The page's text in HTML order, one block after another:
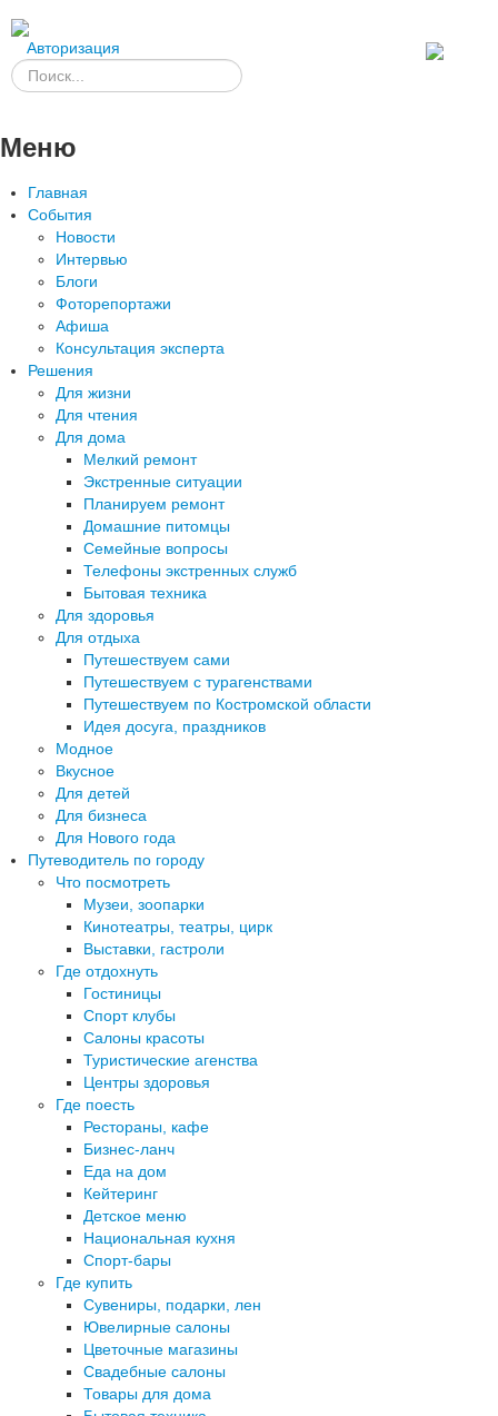
Авторизация
Меню
Главная
События
Новости
Интервью
Блоги
Фоторепортажи
Афиша
Консультация эксперта
Решения
Для жизни
Для чтения
Для дома
Мелкий ремонт
Экстренные ситуации
Планируем ремонт
Домашние питомцы
Семейные вопросы
Телефоны экстренных служб
Бытовая техника
Для здоровья
Для отдыха
Путешествуем сами
Путешествуем с турагенствами
Путешествуем по Костромской области
Идея досуга, праздников
Модное
Вкусное
Для детей
Для бизнеса
Для Нового года
Путеводитель по городу
Что посмотреть
Музеи, зоопарки
Кинотеатры, театры, цирк
Выставки, гастроли
Где отдохнуть
Гостиницы
Спорт клубы
Салоны красоты
Туристические агенства
Центры здоровья
Где поесть
Рестораны, кафе
Бизнес-ланч
Еда на дом
Кейтеринг
Детское меню
Национальная кухня
Спорт-бары
Где купить
Сувениры, подарки, лен
Ювелирные салоны
Цветочные магазины
Свадебные салоны
Товары для дома